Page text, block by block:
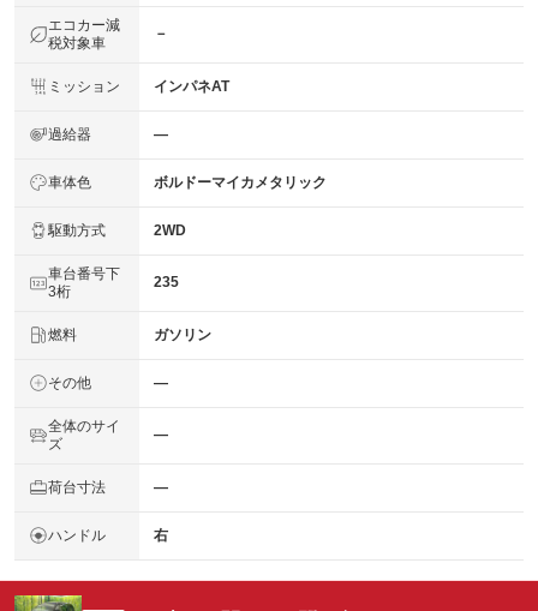
エコカー減
税対象車
－
ミッション インパネAT
過給器 ―
車体色 ボルドーマイカメタリック
駆動方式 2WD
車台番号下
3桁
235
燃料 ガソリン
その他 ―
全体のサイ
ズ
―
荷台寸法 ―
ハンドル 右